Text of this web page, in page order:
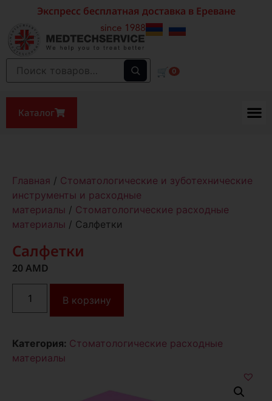
Экспресс бесплатная доставка в Ереване
🛒 0
Каталог
Главная / Стоматологические и зуботехнические
инструменты и расходные
материалы / Стоматологические расходные
материалы / Салфетки
Салфетки
20 AMD
В корзину
Категория: Стоматологические расходные
материалы